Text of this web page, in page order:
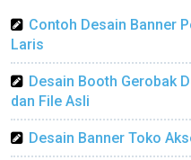
Contoh Desain Banner
Laris
Desain Booth Gerobak
dan File Asli
Desain Banner Toko